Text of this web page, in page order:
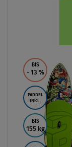
BIS
- 13 %
PADDEL
INKL.
BIS
155 kg